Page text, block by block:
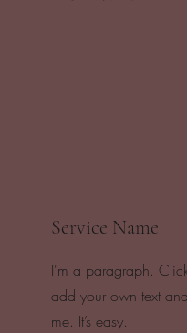
Service Name
I'm a paragraph.
add your own text
me. It’s easy.